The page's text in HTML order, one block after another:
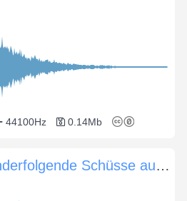
44100Hz 0.14Mb
Mehrere aufeinanderfolgende Schüsse aus einem M1-Karabiner